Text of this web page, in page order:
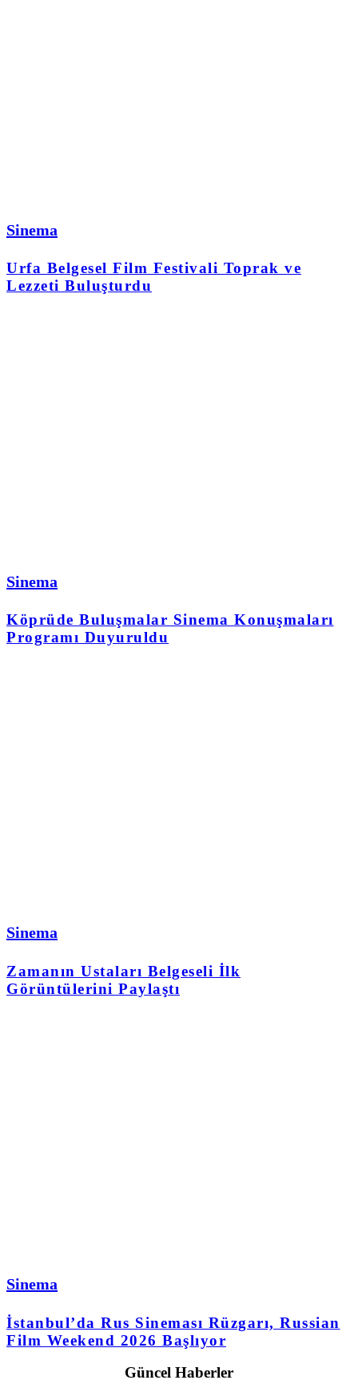
Sinema
Urfa Belgesel Film Festivali Toprak ve
Lezzeti Buluşturdu
Sinema
Köprüde Buluşmalar Sinema Konuşmaları
Programı Duyuruldu
Sinema
Zamanın Ustaları Belgeseli İlk
Görüntülerini Paylaştı
Sinema
İstanbul’da Rus Sineması Rüzgarı, Russian
Film Weekend 2026 Başlıyor
Güncel Haberler